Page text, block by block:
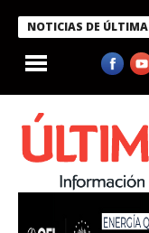
NOTICIAS DE
Bukele condecora a